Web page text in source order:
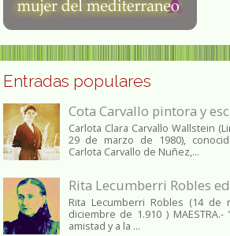
Entradas populares
Cota Carvallo pintora y
Carlota Clara Carvallo Wallstein
29 de marzo de 1980),
Carlota Carvallo de Nuñez,...
Rita Lecumberri Robles
Rita Lecumberri Robles (14
diciembre de 1.910 )
amistad y a la ...